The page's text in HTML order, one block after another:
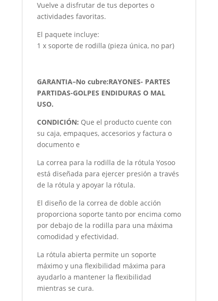
Vuelve a disfrutar de tus deportes o
actividades favoritas.
El paquete incluye:
1 x soporte de rodilla (pieza única, no par)
GARANTIA–No cubre:RAYONES- PARTES
PARTIDAS-GOLPES ENDIDURAS O MAL
USO.
CONDICIÓN: Que el producto cuente con
su caja, empaques, accesorios y factura o
documento e
La correa para la rodilla de la rótula Yosoo
está diseñada para ejercer presión a través
de la rótula y apoyar la rótula.
El diseño de la correa de doble acción
proporciona soporte tanto por encima como
por debajo de la rodilla para una máxima
comodidad y efectividad.
La rótula abierta permite un soporte
máximo y una flexibilidad máxima para
ayudarlo a mantener la flexibilidad
mientras se cura.